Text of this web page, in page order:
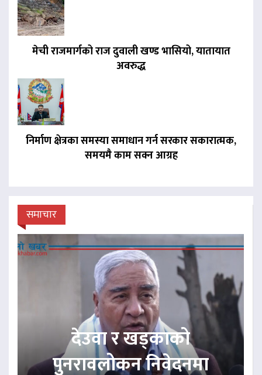
मेची राजमार्गको राज दुवाली खण्ड भासियो, यातायात
अवरुद्ध
निर्माण क्षेत्रका समस्या समाधान गर्न सरकार सकारात्मक,
समयमै काम सक्न आग्रह
समाचार
देउवा र खड्काको
पुनरावलोकन निवेदनमा